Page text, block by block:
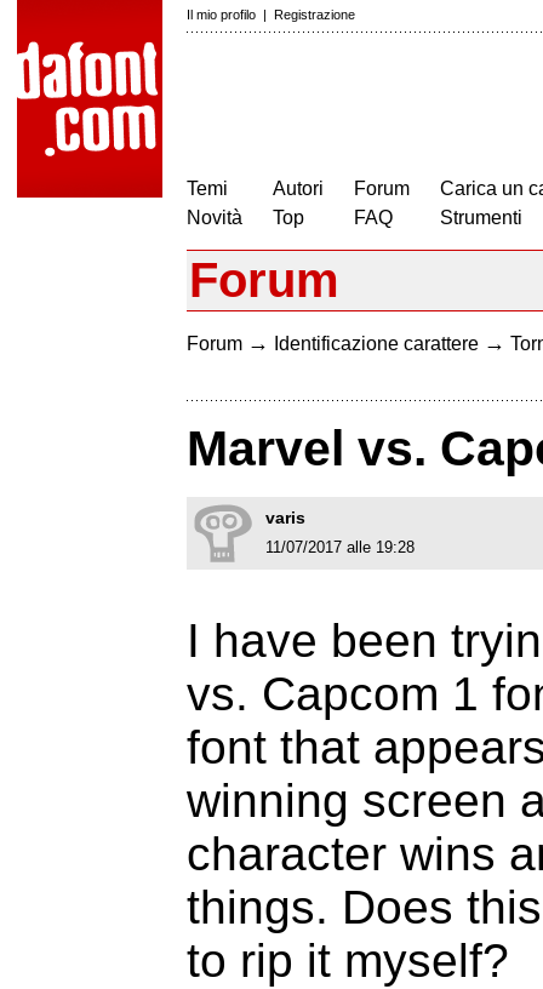
Il mio profilo | Registrazione
Temi
Novità
Autori
Top
Forum
FAQ
Carica un
Strumenti
Forum
Forum → Identificazione carattere →
Marvel vs.
varis
11/07/2017 alle 19:28
I have been
vs. Capcom 1
font that
winning screen
character wins
things. Does
to rip it myself?